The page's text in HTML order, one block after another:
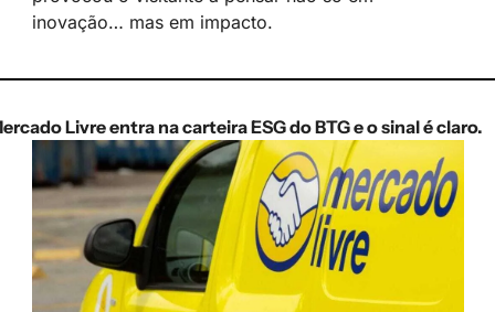
inovação… mas em impacto.
Livre entra na carteira ESG do BTG e o sinal é claro.